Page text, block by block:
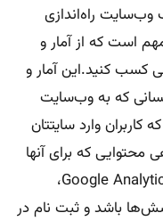
راه‌اندازی
است که از آمار و
کسب کنید.این آمار و
که به وب‌سایت
وارد سایتتان
که برای آنها
جذاب است، باشند.Google Analytics،
باشد و ثبت نام در